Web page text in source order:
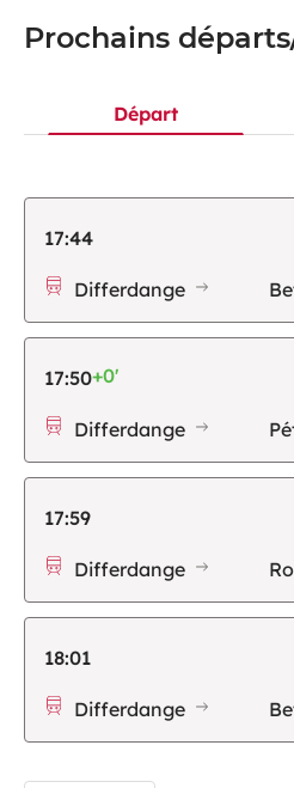
Prochains
Départ
17:44
Differdange
17:50+0'
Differdange
17:59
Differdange
18:01
Differdange